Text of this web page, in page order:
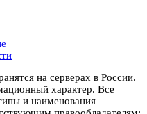
на серверах в России.
характер. Все
и наименования